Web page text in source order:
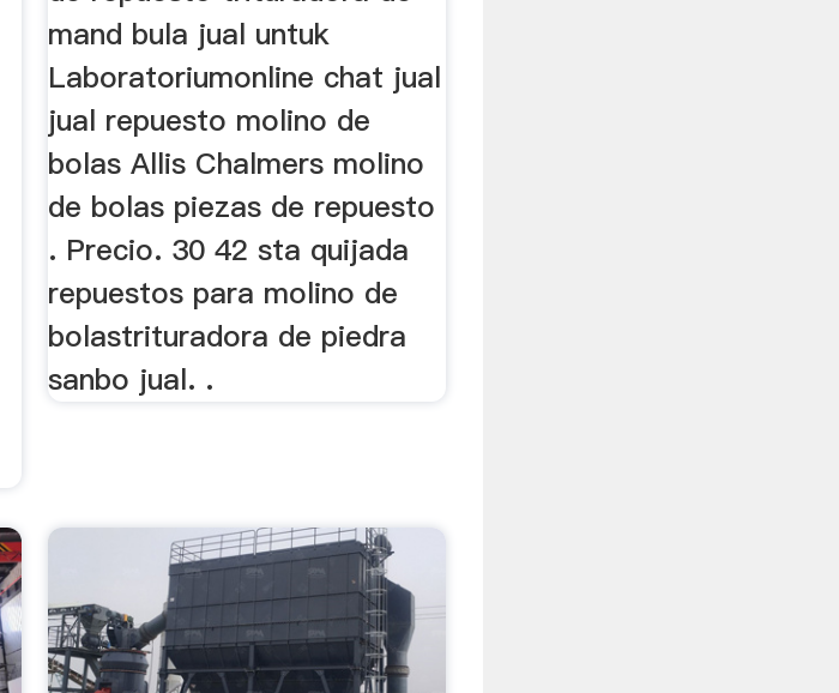
mand bula jual untuk
Laboratoriumonline chat jual
jual repuesto molino de
bolas Allis Chalmers molino
de bolas piezas de repuesto
. Precio. 30 42 sta quijada
repuestos para molino de
bolastrituradora de piedra
sanbo jual. .